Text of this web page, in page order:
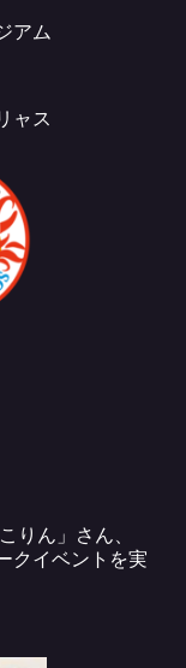
アム
ャス
りん」さん、
クイベントを実